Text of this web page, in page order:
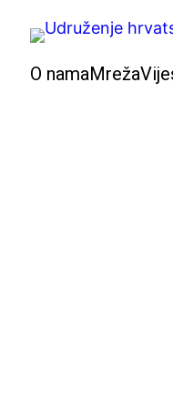
Skoči
sadržaja
O namaMreža